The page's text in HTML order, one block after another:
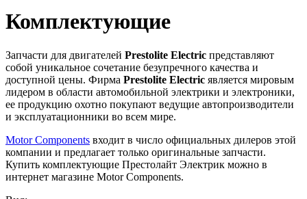
Комплектующие
Запчасти для двигателей Prestolite Electric представляют
собой уникальное сочетание безупречного качества и
доступной цены. Фирма Prestolite Electric является мировым
лидером в области автомобильной электрики и электроники,
ее продукцию охотно покупают ведущие автопроизводители
и эксплуатационники во всем мире.
Motor Components входит в число официальных дилеров этой
компании и предлагает только оригинальные запчасти.
Купить комплектующие Престолайт Электрик можно в
интернет магазине Motor Components.